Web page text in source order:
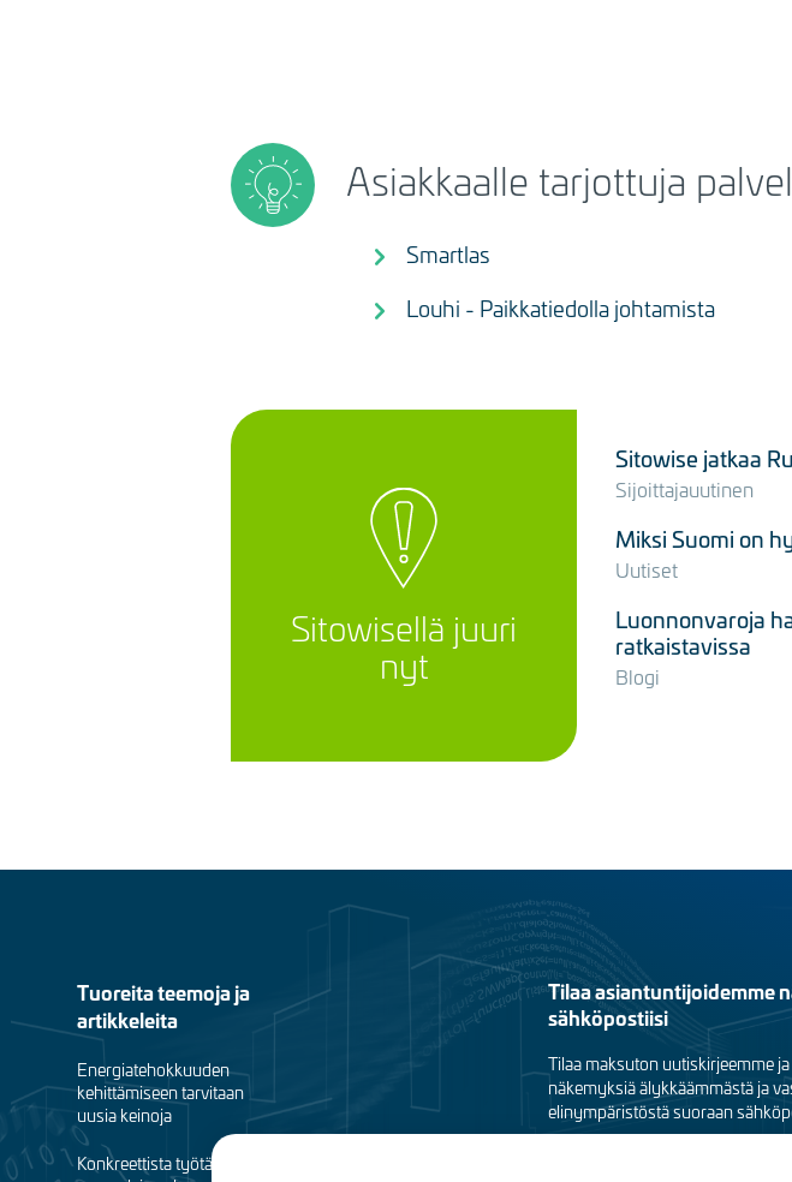
Asiakkaalle tarjottuja
Smartlas
Louhi - Paikkatiedolla johtamista
Sitowisellä juuri
nyt
Sitowise jatkaa
Sijoittajauutinen
Miksi Suomi on
Uutiset
Luonnonvaroja
ratkaistavissa
Blogi
Footer
menu
(fi)
Tuoreita teemoja ja
artikkeleita
Energiatehokkuuden
kehittämiseen tarvitaan
uusia keinoja
Konkreettista työtä
Tilaa asiantuntijoidemme
sähköpostiisi
Tilaa maksuton uutiskirjeemme
näkemyksiä älykkäämmästä ja
elinympäristöstä suoraan